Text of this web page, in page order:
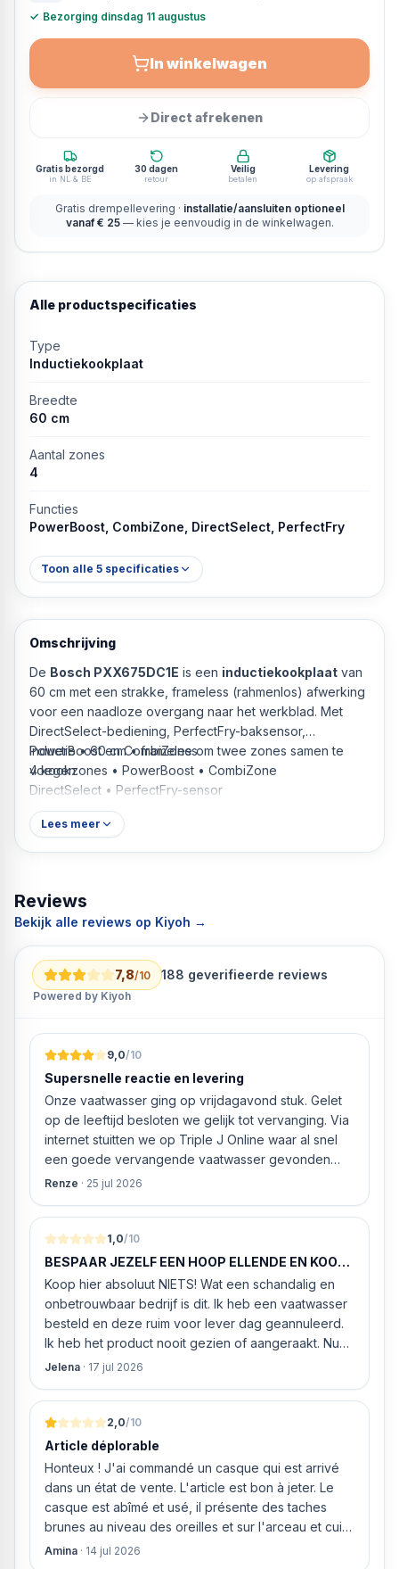
✓ Bezorging dinsdag 11 augustus
In winkelwagen
Direct afrekenen
Gratis bezorgd
in NL & BE
30 dagen
retour
Veilig
betalen
Levering
op afspraak
Gratis drempellevering · installatie/aansluiten optioneel
vanaf € 25 — kies je eenvoudig in de winkelwagen.
Alle productspecificaties
Type
Inductiekookplaat
Breedte
60 cm
Aantal zones
4
Functies
PowerBoost, CombiZone, DirectSelect, PerfectFry
Toon alle 5 specificaties
Omschrijving
De Bosch PXX675DC1E is een inductiekookplaat van
60 cm met een strakke, frameless (rahmenlos) afwerking
voor een naadloze overgang naar het werkblad. Met
DirectSelect-bediening, PerfectFry-baksensor,
PowerBoost en CombiZone om twee zones samen te
voegen.
Inductie • 60 cm • frameless
4 kookzones • PowerBoost • CombiZone
DirectSelect • PerfectFry-sensor
Lees meer
Reviews
Bekijk alle reviews op Kiyoh →
7,8/10 188 geverifieerde reviews
Powered by Kiyoh
9,0/10
Supersnelle reactie en levering
Onze vaatwasser ging op vrijdagavond stuk. Gelet
op de leeftijd besloten we gelijk tot vervanging. Via
internet stuitten we op Triple J Online waar al snel
een goede vervangende vaatwasser gevonden
werd. ‘s Ochtends even gebeld met de
geïnstalleerd kan worden. Dit bleek het geval tegen
alleszins concurrente prijzen. De vriendelijke
medewerker gaf aan dat, als we gelijk via de
website gingen bestellen en betalen, hij z’n best
ging doen om ‘s middags nog te leveren. Het
bleken geen loze woorden: om 16.00 uur werd de
Neff vaatwasser geleverd en ver
Renze · 25 jul 2026
1,0/10
BESPAAR JEZELF EEN HOOP ELLENDE EN KOOP
HIER NIETS!
Koop hier absoluut NIETS! Wat een schandalig en
onbetrouwbaar bedrijf is dit. Ik heb een vaatwasser
besteld en deze ruim voor lever dag geannuleerd.
Ik heb het product nooit gezien of aangeraakt. Nu
weigeren ze gewoon om mijn geld volledig terug te
van MIJN geld inhouden!
Jelena · 17 jul 2026
2,0/10
Article déplorable
Honteux ! J'ai commandé un casque qui est arrivé
dans un état de vente. L'article est bon à jeter. Le
casque est abîmé et usé, il présente des taches
brunes au niveau des oreilles et sur l'arceau et cuir
qui est craquelé ! Les coussins sont eux « dégonflés
Amina · 14 jul 2026